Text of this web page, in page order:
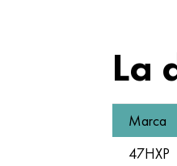
La
Marca
47НХР